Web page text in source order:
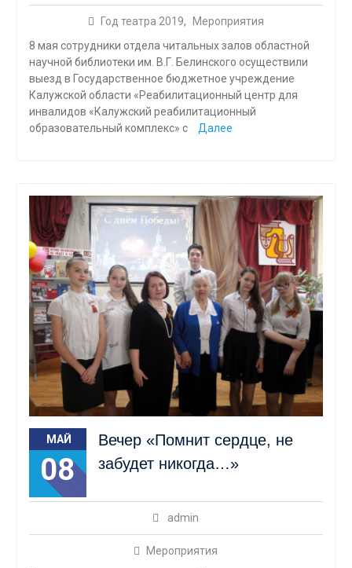
Год театра 2019,
Мероприятия
8 мая сотрудники отдела читальных залов областной
научной библиотеки им. В.Г. Белинского осуществили
выезд в Государственное бюджетное учреждение
Калужской области «Реабилитационный центр для
инвалидов «Калужский реабилитационный
образовательный комплекс» с
Далее
МАЙ
08
Вечер «Помнит сердце, не
забудет никогда…»
admin
Мероприятия